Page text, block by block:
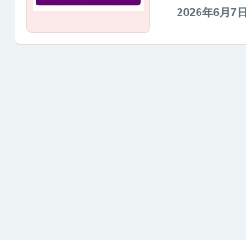
2026年6月7日